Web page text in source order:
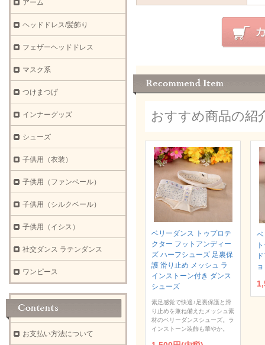
おすすめ商品の紹
ベリーダンス トゥプロテ
クター フットアンディー
ズ ハーフシューズ 足裏保
護 滑り止め メッシュ ラ
インストーン付き ダンス
シューズ
素足感覚で快適♪足裏保護と滑
り止めを兼ね備えたメッシュ素
材のベリーダンスシューズ。ラ
インストーン装飾も華やか。
アーム
ヘッドドレス/髪飾り
フェザーヘッドドレス
マスク系
つけまつげ
インナーグッズ
シューズ
子供用（衣装）
子供用（ファンベール）
子供用（シルクベール）
子供用（イシス）
社交ダンス ラテンダンス
ワンピース
お支払い方法について